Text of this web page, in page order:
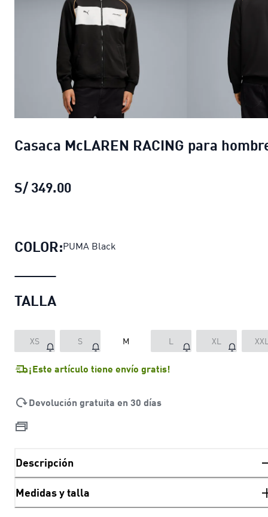
Casaca McLAREN RACING para
S/ 349.00
COLOR:PUMA Black
TALLA
XS S M L XL
¡Este artículo tiene envío gratis!
Devolución gratuita en 30 días
Descripción
Medidas y talla